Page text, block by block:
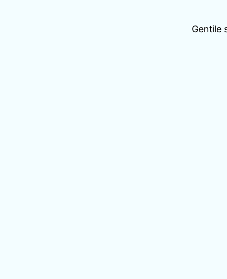
Gentile